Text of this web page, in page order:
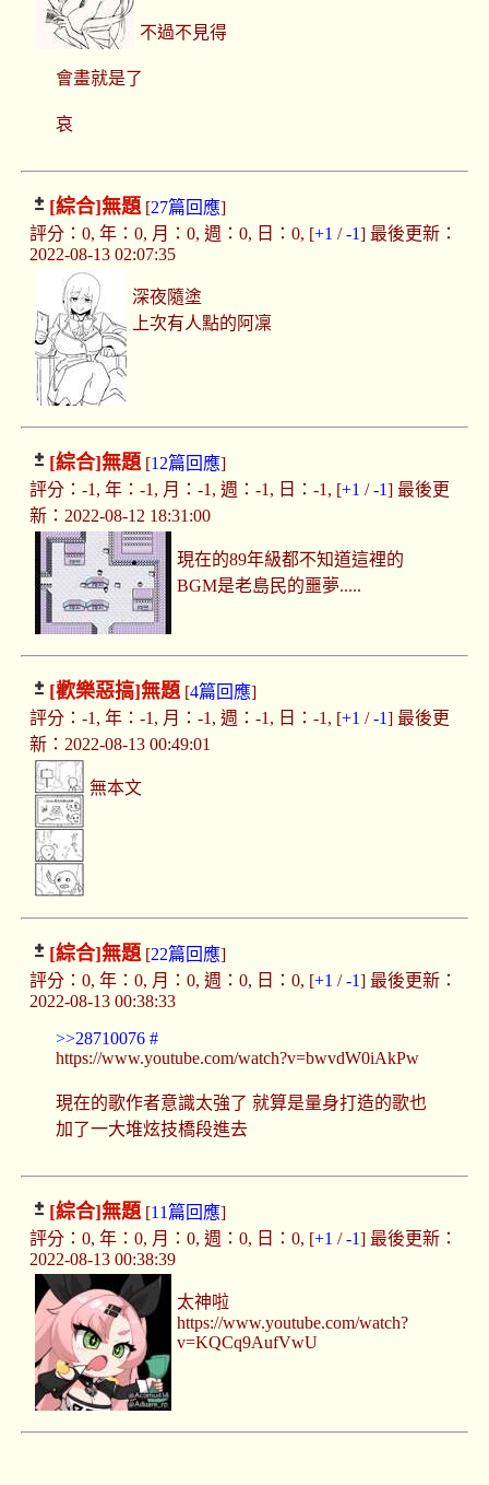
不過不見得
會畫就是了
哀
[綜合]無題[27篇回應]
評分：0, 年：0, 月：0, 週：0, 日：0, [+1 /-1] 最後更新：
2022-08-13 02:07:35
深夜隨塗
上次有人點的阿凜
[綜合]無題[12篇回應]
評分：-1, 年：-1, 月：-1, 週：-1, 日：-1, [+1 /-1] 最後更
新：2022-08-12 18:31:00
現在的89年級都不知道這裡的
BGM是老島民的噩夢.....
[歡樂惡搞]無題[4篇回應]
評分：-1, 年：-1, 月：-1, 週：-1, 日：-1, [+1 /-1] 最後更
新：2022-08-13 00:49:01
無本文
[綜合]無題[22篇回應]
評分：0, 年：0, 月：0, 週：0, 日：0, [+1 /-1] 最後更新：
2022-08-13 00:38:33
>>28710076#
https://www.youtube.com/watch?v=bwvdW0iAkPw
現在的歌作者意識太強了 就算是量身打造的歌也
加了一大堆炫技橋段進去
[綜合]無題[11篇回應]
評分：0, 年：0, 月：0, 週：0, 日：0, [+1 /-1] 最後更新：
2022-08-13 00:38:39
太神啦
https://www.youtube.com/watch?
v=KQCq9AufVwU